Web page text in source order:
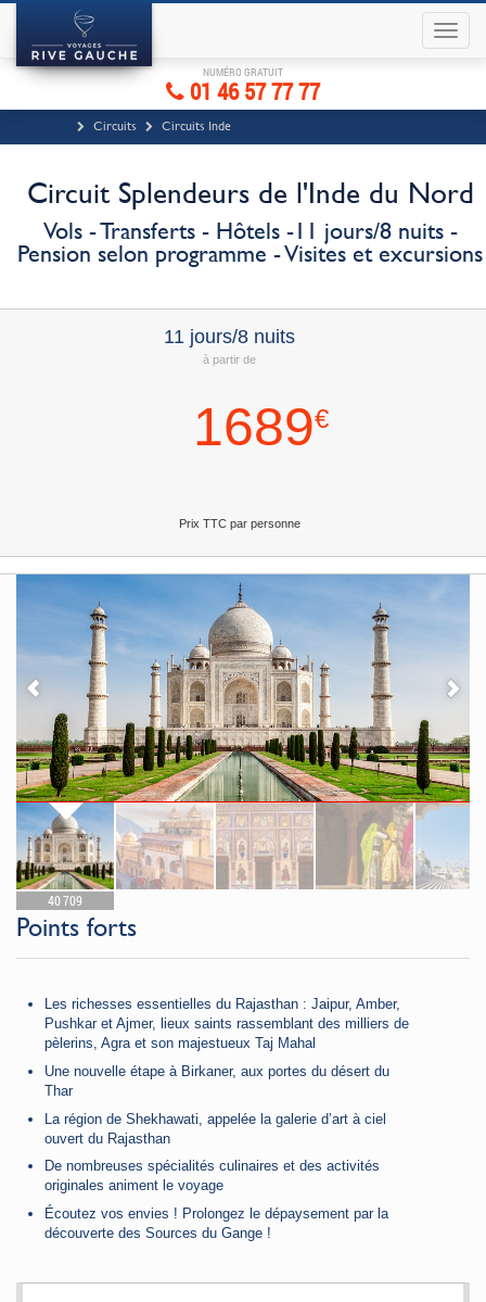
Circuits Circuits Inde
Circuit Splendeurs de l'Inde du Nord
Vols - Transferts - Hôtels -11 jours/8 nuits -
Pension selon programme - Visites et excursions
11 jours/8 nuits
à partir de
1689€
Prix TTC par personne
40 709
Points forts
Les richesses essentielles du Rajasthan : Jaipur, Amber,
Pushkar et Ajmer, lieux saints rassemblant des milliers de
pèlerins, Agra et son majestueux Taj Mahal
Une nouvelle étape à Birkaner, aux portes du désert du
Thar
La région de Shekhawati, appelée la galerie d’art à ciel
ouvert du Rajasthan
De nombreuses spécialités culinaires et des activités
originales animent le voyage
Écoutez vos envies ! Prolongez le dépaysement par la
découverte des Sources du Gange !
NUMÉRO GRATUIT
01 46 57 77 77